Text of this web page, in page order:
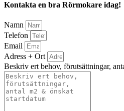
Kontakta en bra Rörmokare idag!
Namn
Telefon
Email
Adress + Ort
Beskriv ert behov, förutsättningar,